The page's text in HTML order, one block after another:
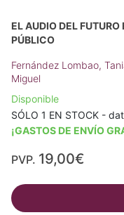
EL AUDIO DEL
PÚBLICO
Fernández Lombao,
Miguel
Disponible
SÓLO 1 EN STOCK -
¡GASTOS DE ENVÍO
PVP. 19,00€